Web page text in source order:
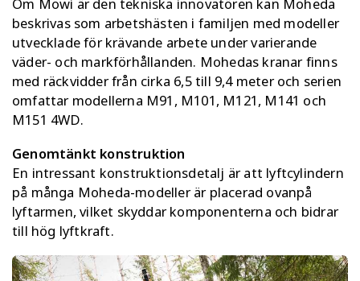
Om Mowi är den tekniska innovatören kan Moheda
beskrivas som arbetshästen i familjen med modeller
utvecklade för krävande arbete under varierande
väder- och markförhållanden. Mohedas kranar finns
med räckvidder från cirka 6,5 till 9,4 meter och serien
omfattar modellerna M91, M101, M121, M141 och
M151 4WD.
Genomtänkt konstruktion
En intressant konstruktionsdetalj är att lyftcylindern
på många Moheda-modeller är placerad ovanpå
lyftarmen, vilket skyddar komponenterna och bidrar
till hög lyftkraft.